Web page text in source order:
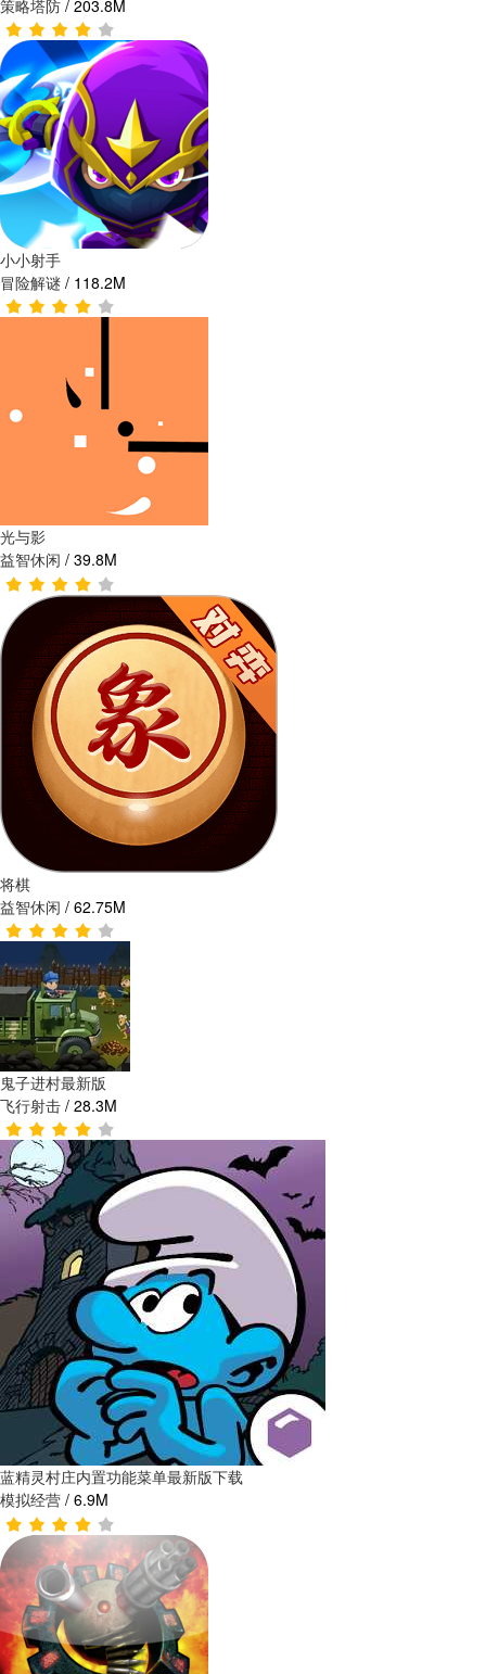
策略塔防 / 203.8M
小小射手
冒险解谜 / 118.2M
光与影
益智休闲 / 39.8M
将棋
益智休闲 / 62.75M
鬼子进村最新版
飞行射击 / 28.3M
蓝精灵村庄内置功能菜单最新版下载
模拟经营 / 6.9M